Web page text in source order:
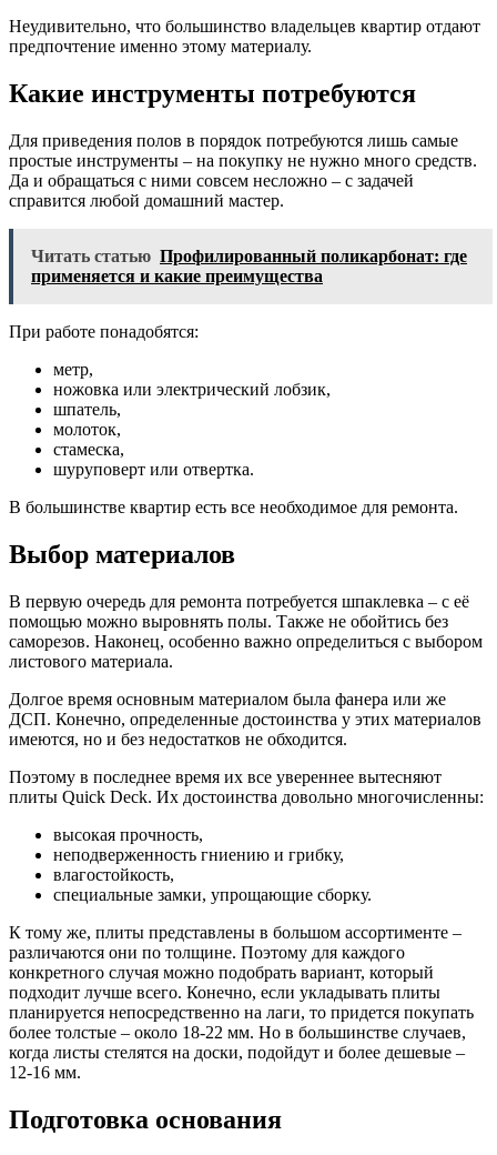
Неудивительно, что большинство владельцев квартир отдают
предпочтение именно этому материалу.
Какие инструменты потребуются
Для приведения полов в порядок потребуются лишь самые
простые инструменты – на покупку не нужно много средств.
Да и обращаться с ними совсем несложно – с задачей
справится любой домашний мастер.
Читать статью Профилированный поликарбонат: где
применяется и какие преимущества
При работе понадобятся:
метр,
ножовка или электрический лобзик,
шпатель,
молоток,
стамеска,
шуруповерт или отвертка.
В большинстве квартир есть все необходимое для ремонта.
Выбор материалов
В первую очередь для ремонта потребуется шпаклевка – с её
помощью можно выровнять полы. Также не обойтись без
саморезов. Наконец, особенно важно определиться с выбором
листового материала.
Долгое время основным материалом была фанера или же
ДСП. Конечно, определенные достоинства у этих материалов
имеются, но и без недостатков не обходится.
Поэтому в последнее время их все увереннее вытесняют
плиты Quick Deck. Их достоинства довольно многочисленны:
высокая прочность,
неподверженность гниению и грибку,
влагостойкость,
специальные замки, упрощающие сборку.
К тому же, плиты представлены в большом ассортименте –
различаются они по толщине. Поэтому для каждого
конкретного случая можно подобрать вариант, который
подходит лучше всего. Конечно, если укладывать плиты
планируется непосредственно на лаги, то придется покупать
более толстые – около 18-22 мм. Но в большинстве случаев,
когда листы стелятся на доски, подойдут и более дешевые –
12-16 мм.
Подготовка основания